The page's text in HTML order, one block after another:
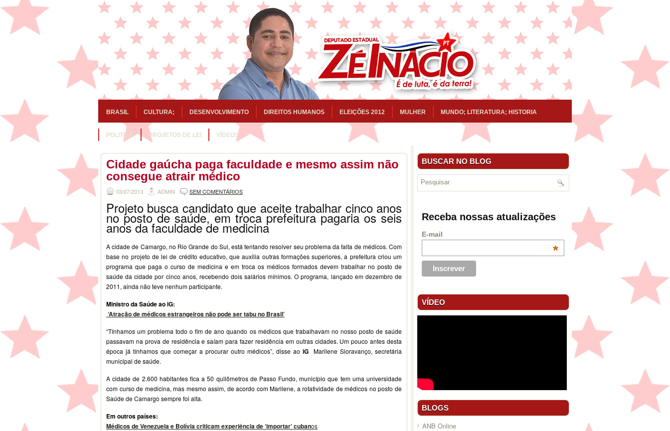
BRASIL CULTURA; DESENVOLVIMENTO DIREITOS HUMANOS ELEIÇÕES 2012 MULHER MUNDO; LITERATURA; HISTORIA
POLITICA PROJETOS DE LEI VÍDEOS
Cidade gaúcha paga faculdade e mesmo assim não
consegue atrair médico
03/07/2013 ADMIN SEM COMENTÁRIOS
Projeto busca candidato que aceite trabalhar cinco anos
no posto de saúde, em troca prefeitura pagaria os seis
anos da faculdade de medicina
A cidade de Camargo, no Rio Grande do Sul, está tentando resolver seu problema da falta de médicos. Com
base no projeto de lei de crédito educativo, que auxilia outras formações superiores, a prefeitura criou um
programa que paga o curso de medicina e em troca os médicos formados devem trabalhar no posto de
saúde da cidade por cinco anos, recebendo dois salários mínimos. O programa, lançado em dezembro de
2011, ainda não teve nenhum participante.
Ministro da Saúde ao iG:
‘Atração de médicos estrangeiros não pode ser tabu no Brasil’
“Tínhamos um problema todo o fim de ano quando os médicos que trabalhavam no nosso posto de saúde
passavam na prova de residência e saíam para fazer residência em outras cidades. Um pouco antes desta
época já tínhamos que começar a procurar outro médicos”, disse ao iG Marilene Sioravanço, secretária
municipal de saúde.
A cidade de 2.600 habitantes fica a 50 quilômetros de Passo Fundo, município que tem uma universidade
com curso de medicina, mas mesmo assim, de acordo com Marilene, a rotatividade de médicos no posto de
Saúde de Camargo sempre foi alta.
Em outros países:
Médicos de Venezuela e Bolívia criticam experiência de ‘importar’ cubanos
BUSCAR NO BLOG
Receba nossas atualizações
E-mail
*
VÍDEO
BLOGS
ANB Online